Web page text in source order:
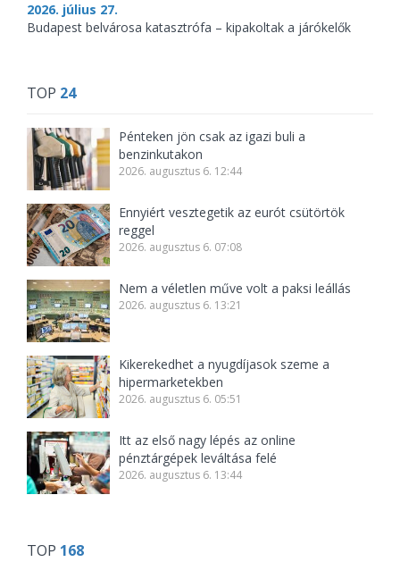
2026. július 27.
Budapest belvárosa katasztrófa – kipakoltak a járókelők
TOP 24
Pénteken jön csak az igazi buli a
benzinkutakon
2026. augusztus 6. 12:44
Ennyiért vesztegetik az eurót csütörtök
reggel
2026. augusztus 6. 07:08
Nem a véletlen műve volt a paksi leállás
2026. augusztus 6. 13:21
Kikerekedhet a nyugdíjasok szeme a
hipermarketekben
2026. augusztus 6. 05:51
Itt az első nagy lépés az online
pénztárgépek leváltása felé
2026. augusztus 6. 13:44
TOP 168